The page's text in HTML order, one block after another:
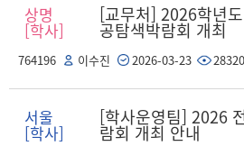
상명
[학사]
[교무처] 2026학년
공탐색박람회 개최
764196 이수진 2026-03-23
서울
[학사]
[학사운영팀] 2026
람회 개최 안내